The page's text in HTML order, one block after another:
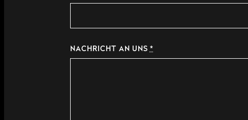
NACHRICHT AN UNS *